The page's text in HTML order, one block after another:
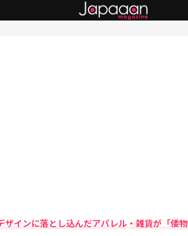
ザインに落とし込んだアパレル・雑貨が「倭物